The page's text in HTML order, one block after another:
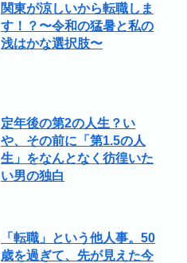
関東が涼しいから転職しま
す！？〜令和の猛暑と私の
浅はかな選択肢〜
定年後の第2の人生？い
や、その前に「第1.5の人
生」をなんとなく彷徨いた
い男の独白
「転職」という他人事。50
歳を過ぎて、先が見えた今